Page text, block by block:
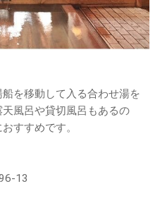
を移動して入る合わせ湯を
風呂や貸切風呂もあるの
すすめです。
13